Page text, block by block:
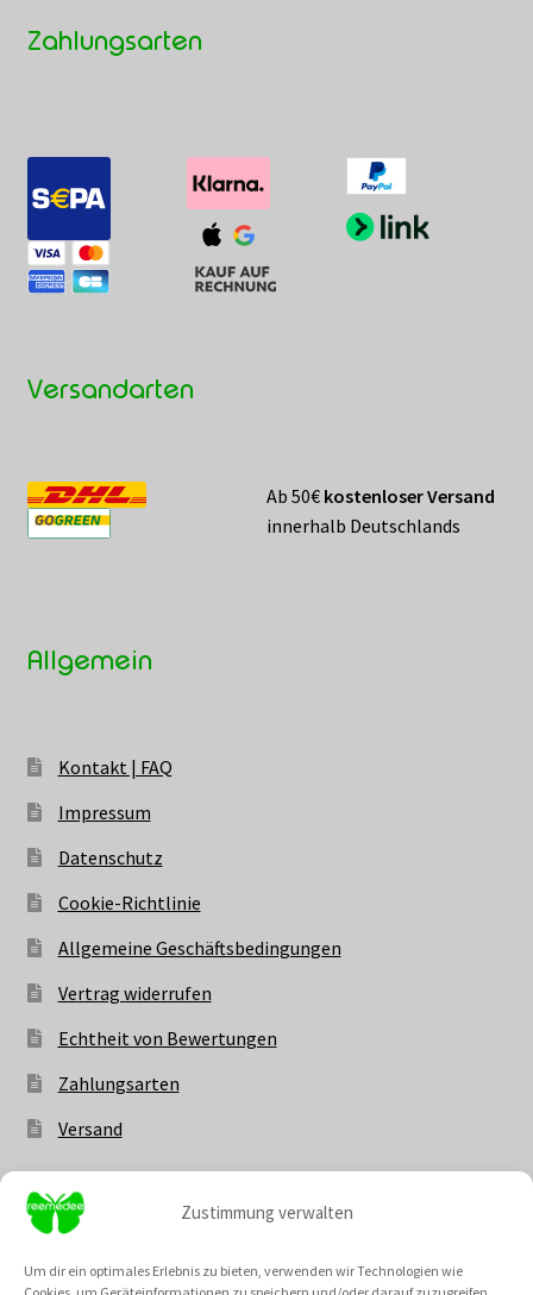
Zustimmung verwalten
Um dir ein optimales Erlebnis zu bieten, verwenden wir Technologien wie
Zahlungsarten
Versandarten
Ab 50€ kostenloser Versand
innerhalb Deutschlands
Allgemein
Kontakt | FAQ
Impressum
Datenschutz
Cookie-Richtlinie
Allgemeine Geschäftsbedingungen
Vertrag widerrufen
Echtheit von Bewertungen
Zahlungsarten
Versand